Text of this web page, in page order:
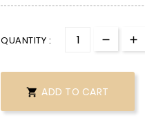
QUANTITY :
 ADD TO CART